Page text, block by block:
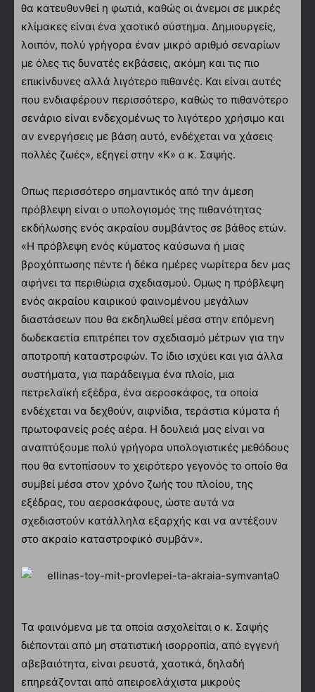
θα κατευθυνθεί η φωτιά, καθώς οι άνεμοι σε μικρές
κλίμακες είναι ένα χαοτικό σύστημα. Δημιουργείς,
λοιπόν, πολύ γρήγορα έναν μικρό αριθμό σεναρίων
με όλες τις δυνατές εκβάσεις, ακόμη και τις πιο
επικίνδυνες αλλά λιγότερο πιθανές. Και είναι αυτές
που ενδιαφέρουν περισσότερο, καθώς το πιθανότερο
σενάριο είναι ενδεχομένως το λιγότερο χρήσιμο και
αν ενεργήσεις με βάση αυτό, ενδέχεται να χάσεις
πολλές ζωές», εξηγεί στην «Κ» ο κ. Σαψής.
Οπως περισσότερο σημαντικός από την άμεση
πρόβλεψη είναι ο υπολογισμός της πιθανότητας
εκδήλωσης ενός ακραίου συμβάντος σε βάθος ετών.
«Η πρόβλεψη ενός κύματος καύσωνα ή μιας
βροχόπτωσης πέντε ή δέκα ημέρες νωρίτερα δεν μας
αφήνει τα περιθώρια σχεδιασμού. Ομως η πρόβλεψη
ενός ακραίου καιρικού φαινομένου μεγάλων
διαστάσεων που θα εκδηλωθεί μέσα στην επόμενη
δωδεκαετία επιτρέπει τον σχεδιασμό μέτρων για την
αποτροπή καταστροφών. Το ίδιο ισχύει και για άλλα
συστήματα, για παράδειγμα ένα πλοίο, μια
πετρελαϊκή εξέδρα, ένα αεροσκάφος, τα οποία
ενδέχεται να δεχθούν, αιφνίδια, τεράστια κύματα ή
πρωτοφανείς ροές αέρα. Η δουλειά μας είναι να
αναπτύξουμε πολύ γρήγορα υπολογιστικές μεθόδους
που θα εντοπίσουν το χειρότερο γεγονός το οποίο θα
συμβεί μέσα στον χρόνο ζωής του πλοίου, της
εξέδρας, του αεροσκάφους, ώστε αυτά να
σχεδιαστούν κατάλληλα εξαρχής και να αντέξουν
στο ακραίο καταστροφικό συμβάν».
Τα φαινόμενα με τα οποία ασχολείται ο κ. Σαψής
διέπονται από μη στατιστική ισορροπία, από εγγενή
αβεβαιότητα, είναι ρευστά, χαοτικά, δηλαδή
επηρεάζονται από απειροελάχιστα μικρούς